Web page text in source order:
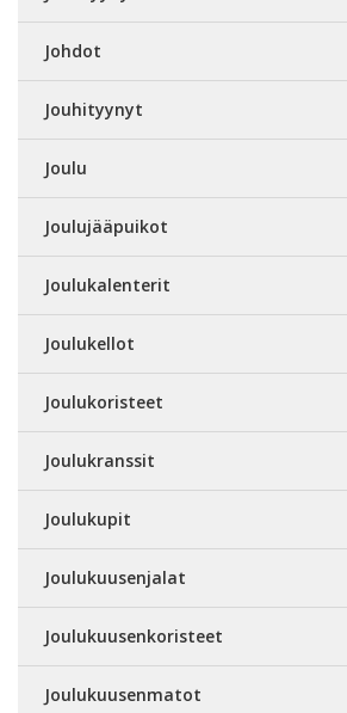
Johdot
Jouhityynyt
Joulu
Joulujääpuikot
Joulukalenterit
Joulukellot
Joulukoristeet
Joulukranssit
Joulukupit
Joulukuusenjalat
Joulukuusenkoristeet
Joulukuusenmatot